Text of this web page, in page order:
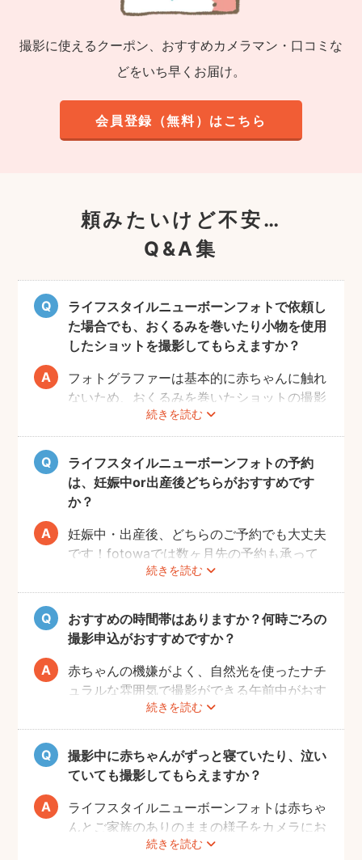
撮影に使えるクーポン、おすすめカメラマン・口コミな
どをいち早くお届け。
会員登録（無料）はこちら
頼みたいけど不安…
Q&A集
ライフスタイルニューボーンフォトで依頼し
た場合でも、おくるみを巻いたり小物を使用
したショットを撮影してもらえますか？
続きを読む
フォトグラファーは基本的に赤ちゃんに触れ
ないため、おくるみを巻いたショットの撮影
は実施いたしません。また、小物について
も、基本的にフォトグラファーからのご用意
はございません。おくるみや小物を使用する
撮影をご希望の場合は、ニューボーンフォト
ジャンルのご予約をお願いします。
ライフスタイルニューボーンフォトの予約
は、妊娠中or出産後どちらがおすすめです
か？
続きを読む
妊娠中・出産後、どちらのご予約でも大丈夫
です！fotowaでは数ヶ月先の予約も承って
いるので、妊娠中にフォトグラファーを決め
て、撮影のご予約をするのがおすすめです。
（産後は赤ちゃんのお世話や、ご自身の体調
により、検討する時間を確保することが難し
い場合が多いです。）
おすすめの時間帯はありますか？何時ごろの
撮影申込がおすすめですか？
続きを読む
赤ちゃんの機嫌がよく、自然光を使ったナチ
ュラルな雰囲気で撮影ができる午前中がおす
赤ちゃんもお母さんも、おうちに戻ってから
の生活リズムがまだ整わないうえ、授乳・お
むつ替え・ねんねのタイミングは赤ちゃんに
よってそれぞれです。 日時を決めるのが難
しい場合、フォトグラファーへ予約時間をご
相談ください。
撮影中に赤ちゃんがずっと寝ていたり、泣い
ていても撮影してもらえますか？
続きを読む
ライフスタイルニューボーンフォトは赤ちゃ
んとご家族のありのままの様子をカメラにお
さめます。そのため、寝ていたり、泣いてい